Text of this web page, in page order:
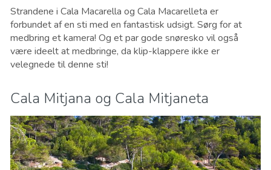
Strandene i Cala Macarella og Cala Macarelleta er
forbundet af en sti med en fantastisk udsigt. Sørg for at
medbring et kamera! Og et par gode snøresko vil også
være ideelt at medbringe, da klip-klappere ikke er
velegnede til denne sti!
Cala Mitjana og Cala Mitjaneta